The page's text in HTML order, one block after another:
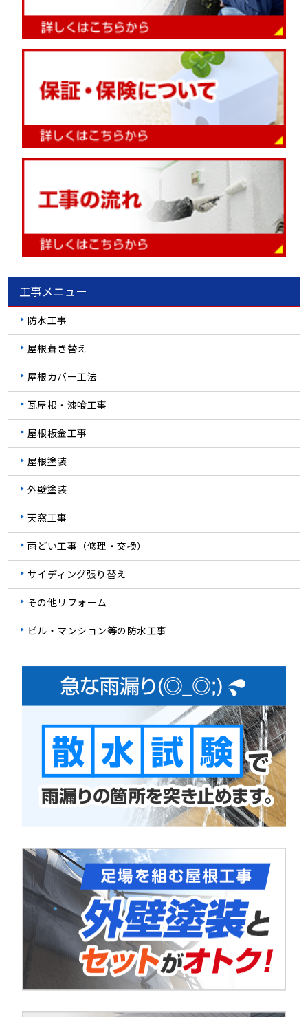
工事メニュー
防水工事
屋根葺き替え
屋根カバー工法
瓦屋根・漆喰工事
屋根板金工事
屋根塗装
外壁塗装
天窓工事
雨どい工事（修理・交換）
サイディング張り替え
その他リフォーム
ビル・マンション等の防水工事